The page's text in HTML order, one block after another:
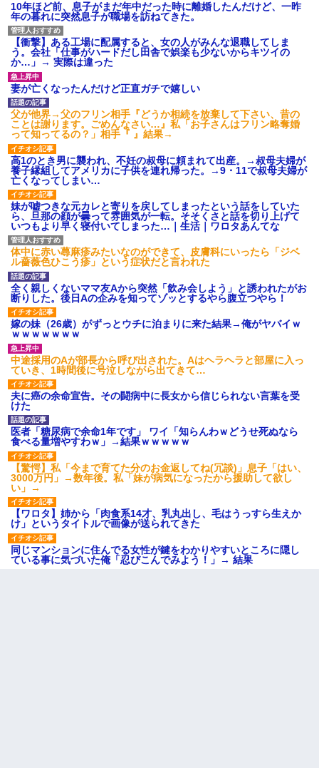
10年ほど前、息子がまだ年中だった時に離婚したんだけど、一昨
年の暮れに突然息子が職場を訪ねてきた。
【衝撃】ある工場に配属すると、女の人がみんな退職してしま
う。会社「仕事がハードだし田舎で娯楽も少ないからキツイの
か…」→ 実際は違った
妻が亡くなったんだけど正直ガチで嬉しい
父が他界→父のフリン相手『どうか相続を放棄して下さい、昔の
ことは謝ります。ごめんなさい…』私「お子さんはフリン略奪婚
って知ってるの？」相手『 』結果→
高1のとき男に襲われ、不妊の叔母に頼まれて出産。→叔母夫婦が
養子縁組してアメリカに子供を連れ帰った。→9・11で叔母夫婦が
亡くなってしまい…
妹が嘘つきな元カレと寄りを戻してしまったという話をしていた
ら、旦那の顔が曇って雰囲気が一転。そそくさと話を切り上げて
いつもより早く寝付いてしまった…｜生活｜ワロタあんてな
体中に赤い蕁麻疹みたいなのができて、皮膚科にいったら「ジベ
ル薔薇色ひこう疹」という症状だと言われた
全く親しくないママ友Aから突然「飲み会しよう」と誘われたがお
断りした。後日Aの企みを知ってゾッとするやら腹立つやら！
嫁の妹（26歳）がずっとウチに泊まりに来た結果→俺がヤバイｗ
ｗｗｗｗｗｗｗ
中途採用のAが部長から呼び出された。Aはヘラヘラと部屋に入っ
ていき、1時間後に号泣しながら出てきて…
夫に癌の余命宣告。その闘病中に長女から信じられない言葉を受
けた
医者「糖尿病で余命1年です」 ワイ「知らんわｗどうせ死ぬなら
食べる量増やすわｗ」→結果ｗｗｗｗｗ
【驚愕】私「今まで育てた分のお金返してね(冗談)」息子「はい、
3000万円」→数年後。私「妹が病気になったから援助して欲し
い」→
【ワロタ】姉から「肉食系14才、乳丸出し、毛はうっすら生えか
け」というタイトルで画像が送られてきた
同じマンションに住んでる女性が鍵をわかりやすいところに隠し
ている事に気づいた俺「忍びこんでみよう！」→ 結果